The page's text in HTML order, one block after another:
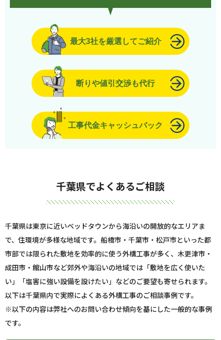
最大3社を厳選してご紹介
断りや値引交渉も代行
工事代金キャッシュバック
千葉県でよくあるご相談
千葉県は東京に近いベッドタウンから海沿いの開放的なエリアま
で、住環境が多様な地域です。船橋市・千葉市・松戸市といった都
市部では限られた敷地を効率的に使う外構工事が多く、木更津市・
成田市・館山市など郊外や海沿いの地域では「敷地を広く使いた
い」「塩害に強い設備を設けたい」などのご要望も寄せられます。
以下は千葉県内で実際によくある外構工事のご相談事例です。
※以下の内容は弊社へのお問い合わせ傾向を基にした一般的な事例
です。